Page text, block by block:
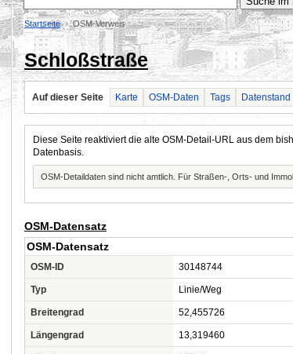
Startseite OSM-Verweis
Schloßstraße
Auf dieser Seite Karte OSM-Daten Tags Datenstand
Diese Seite reaktiviert die alte OSM-Detail-URL aus dem
Datenbasis.
OSM-Detaildaten sind nicht amtlich. Für Straßen-, Orts- und
OSM-Datensatz
OSM-Datensatz
OSM-ID 30148744
Typ Linie/Weg
Breitengrad 52,455726
Längengrad 13,319460